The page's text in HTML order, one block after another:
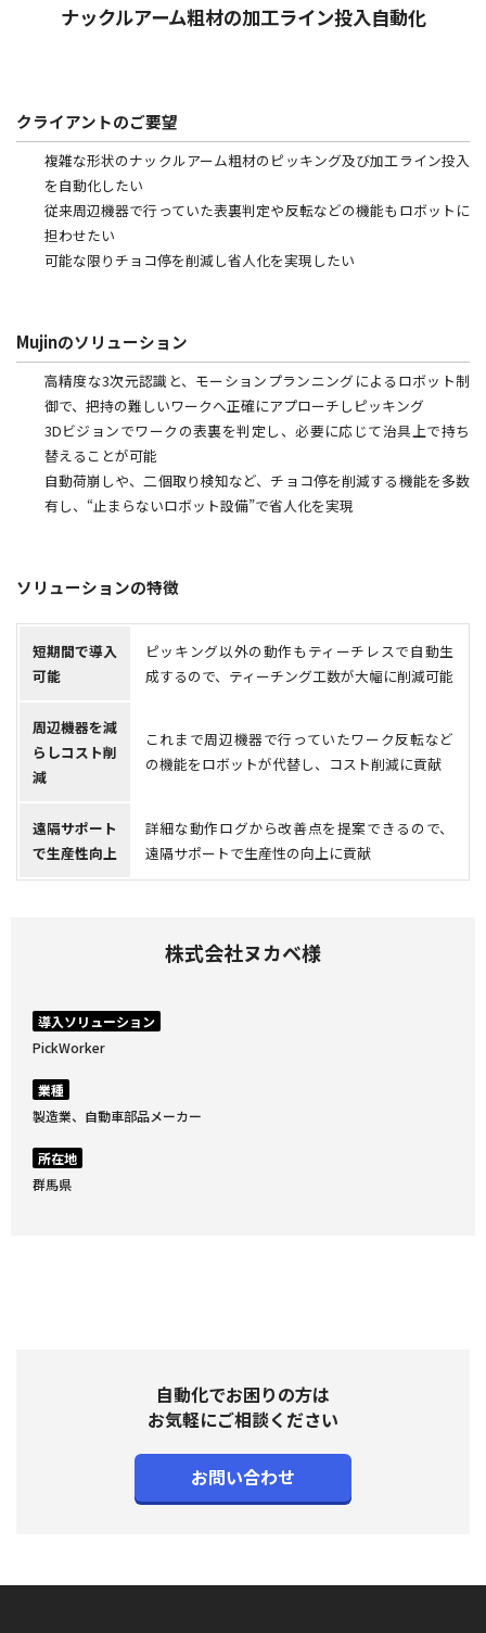
株式会社ヌカベ様
導入ソリューション
PickWorker
業種
製造業、自動車部品メーカー
所在地
群馬県
ナックルアーム粗材の加工ライン投入自動化
クライアントのご要望
複雑な形状のナックルアーム粗材のピッキング及び加工ライン投入
を自動化したい
従来周辺機器で行っていた表裏判定や反転などの機能もロボットに
担わせたい
可能な限りチョコ停を削減し省人化を実現したい
Mujinのソリューション
高精度な3次元認識と、モーションプランニングによるロボット制
御で、把持の難しいワークへ正確にアプローチしピッキング
3Dビジョンでワークの表裏を判定し、必要に応じて治具上で持ち
替えることが可能
自動荷崩しや、二個取り検知など、チョコ停を削減する機能を多数
有し、“止まらないロボット設備”で省人化を実現
ソリューションの特徴
短期間で導入
可能
ピッキング以外の動作もティーチレスで自動生
成するので、ティーチング工数が大幅に削減可能
周辺機器を減
らしコスト削
減
これまで周辺機器で行っていたワーク反転など
の機能をロボットが代替し、コスト削減に貢献
遠隔サポート
で生産性向上
詳細な動作ログから改善点を提案できるので、
遠隔サポートで生産性の向上に貢献
自動化でお困りの方は
お気軽にご相談ください
お問い合わせ